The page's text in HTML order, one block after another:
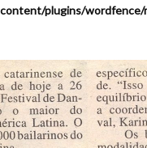
content/plugins/wordfence/
Festival de